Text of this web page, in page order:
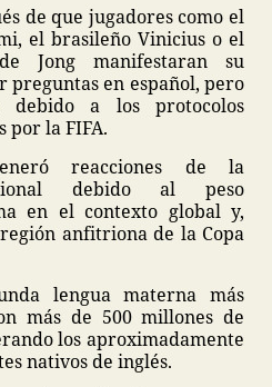
de que jugadores como el
el brasileño Vinicius o el
Jong manifestaran su
preguntas en español, pero
debido a los protocolos
por la FIFA.
reacciones de la
debido al peso
en el contexto global y,
anfitriona de la Copa
lengua materna más
más de 500 millones de
los aproximadamente
nativos de inglés.